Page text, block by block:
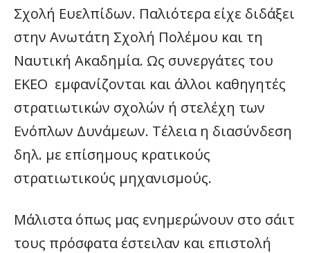
Σχολή Ευελπίδων. Παλιότερα είχε διδάξει
στην Ανωτάτη Σχολή Πολέμου και τη
Ναυτική Ακαδημία. Ως συνεργάτες του
ΕΚΕΟ εμφανίζονται και άλλοι καθηγητές
στρατιωτικών σχολών ή στελέχη των
Ενόπλων Δυνάμεων. Τέλεια η διασύνδεση
δηλ. με επίσημους κρατικούς
στρατιωτικούς μηχανισμούς.
Μάλιστα όπως μας ενημερώνουν στο σάιτ
τους πρόσφατα έστειλαν και επιστολή